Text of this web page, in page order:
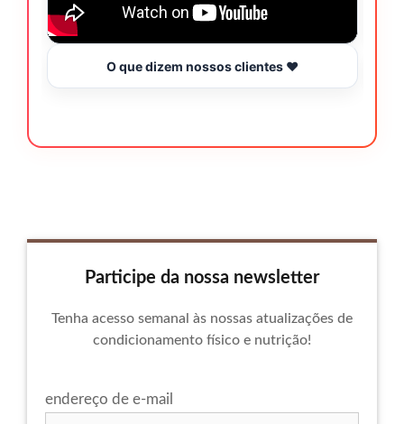
O que dizem nossos clientes ❤️
Participe da nossa newsletter
Tenha acesso semanal às nossas atualizações de
condicionamento físico e nutrição!
endereço de e-mail